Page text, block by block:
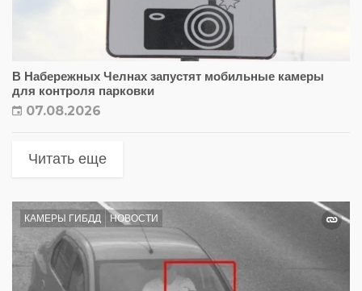
В Набережных Челнах запустят мобильные камеры
для контроля парковки
07.08.2026
Читать еще
КАМЕРЫ ГИБДД НОВОСТИ